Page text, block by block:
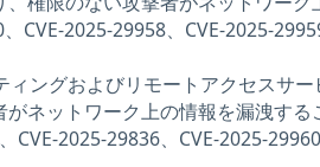
CVE-2025-29958、CVE-2025-
ングおよびリモートアクセスサー
ネットワーク上の情報を漏洩する
CVE-2025-29836、CVE-2025-